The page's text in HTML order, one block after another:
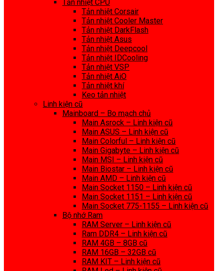
Tản nhiệt CPU
Tản nhiệt Corsair
Tản nhiệt Cooler Master
Tản nhiệt DarkFlash
Tản nhiệt Asus
Tản nhiệt Deepcool
Tản nhiệt IDCooling
Tản nhiệt VSP
Tản nhiệt AiO
Tản nhiệt khí
Keo tản nhiệt
Linh kiện cũ
Mainboard – Bo mạch chủ
Main Asrock – Linh kiện cũ
Main ASUS – Linh kiện cũ
Main Colorful – Linh kiện cũ
Main Gigabyte – Linh kiện cũ
Main MSI – Linh kiện cũ
Main Biostar – Linh kiện cũ
Main AMD – Linh kiện cũ
Main Socket 1150 – Linh kiện cũ
Main Socket 1151 – Linh kiện cũ
Main Socket 775-1155 – Linh kiện cũ
Bộ nhớ Ram
RAM Server – Linh kiện cũ
Ram DDR4 – Linh kiện cũ
RAM 4GB – 8GB cũ
RAM 16GB – 32GB cũ
RAM KIT – Linh kiện cũ